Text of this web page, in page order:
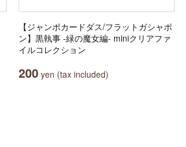
【ジャンボカードダス/フラットガシャポ
ン】黒執事 -緑の魔女編- miniクリアファ
イルコレクション
200 yen (tax included)